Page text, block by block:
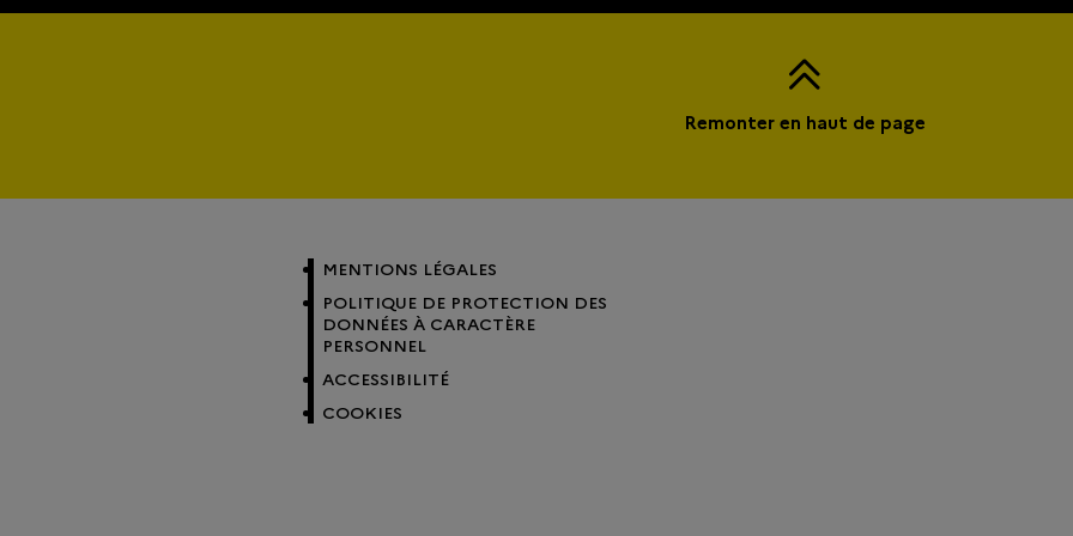
Remonter en haut de page
MENTIONS LÉGALES
POLITIQUE DE PROTECTION DES
DONNÉES À CARACTÈRE
PERSONNEL
ACCESSIBILITÉ
COOKIES